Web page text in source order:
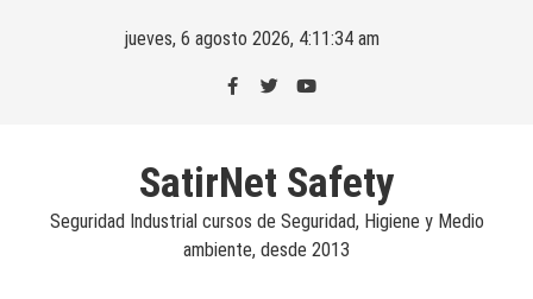
jueves, 6 agosto 2026, 4:11:35 am
SatirNet Safety
Seguridad Industrial cursos de Seguridad, Higiene y Medio
ambiente, desde 2013